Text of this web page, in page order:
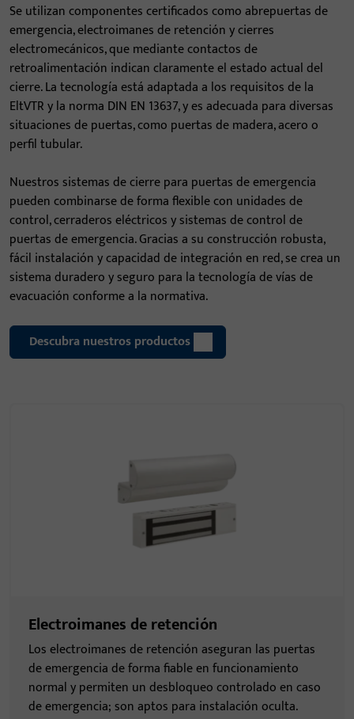
Se utilizan componentes certificados como abrepuertas de
emergencia, electroimanes de retención y cierres
electromecánicos, que mediante contactos de
retroalimentación indican claramente el estado actual del
cierre. La tecnología está adaptada a los requisitos de la
EltVTR y la norma DIN EN 13637, y es adecuada para diversas
situaciones de puertas, como puertas de madera, acero o
perfil tubular.
Nuestros sistemas de cierre para puertas de emergencia
pueden combinarse de forma flexible con unidades de
control, cerraderos eléctricos y sistemas de control de
puertas de emergencia. Gracias a su construcción robusta,
fácil instalación y capacidad de integración en red, se crea un
sistema duradero y seguro para la tecnología de vías de
evacuación conforme a la normativa.
Descubra nuestros productos
Electroimanes de retención
Los electroimanes de retención aseguran las puertas
de emergencia de forma fiable en funcionamiento
normal y permiten un desbloqueo controlado en caso
de emergencia; son aptos para instalación oculta.